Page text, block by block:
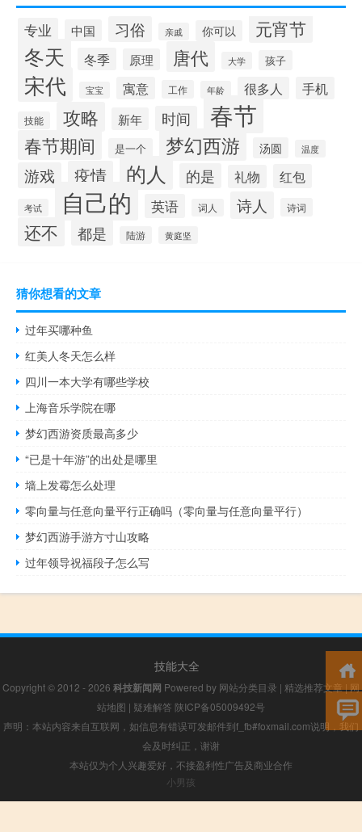
专业 中国 习俗 亲戚 你可以 元宵节
冬天 冬季 原理 唐代 大学 孩子
宋代 宝宝 寓意 工作 年龄 很多人 手机
技能 攻略 新年 时间 春节
春节期间 是一个 梦幻西游 汤圆 温度
游戏 疫情 的人 的是 礼物 红包
考试 自己的 英语 词人 诗人 诗词
还不 都是 陆游 黄庭坚
猜你想看的文章
过年买哪种鱼
红美人冬天怎么样
四川一本大学有哪些学校
上海音乐学院在哪
梦幻西游资质最高多少
“已是十年游”的出处是哪里
墙上发霉怎么处理
零向量与任意向量平行正确吗（零向量与任意向量平行）
梦幻西游手游方寸山攻略
过年领导祝福段子怎么写
技能大全
Copyright © 2012 - 2026 科技新闻网 Powered by 网站分类目录 | 精选推荐文章|网
站地图 | 疑难解答 陕ICP备05009492号
声明：本站内容来自互联网，如信息有错误可发邮件到f_fb#foxmail.com说明，我们
会及时纠正，谢谢
本站仅为个人兴趣爱好，不接盈利性广告及商业合作
小男孩